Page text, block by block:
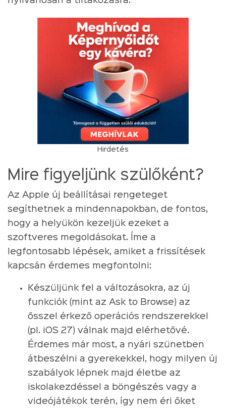
Hirdetés
Mire figyeljünk szülőként?
Az Apple új beállításai rengeteget
segíthetnek a mindennapokban, de fontos,
hogy a helyükön kezeljük ezeket a
szoftveres megoldásokat. Íme a
legfontosabb lépések, amiket a frissítések
kapcsán érdemes megfontolni:
Készüljünk fel a változásokra, az új
funkciók (mint az Ask to Browse) az
ősszel érkező operációs rendszerekkel
(pl. iOS 27) válnak majd elérhetővé.
Érdemes már most, a nyári szünetben
átbeszélni a gyerekekkel, hogy milyen új
szabályok lépnek majd életbe az
iskolakezdéssel a böngészés vagy a
videójátékok terén, így nem éri őket